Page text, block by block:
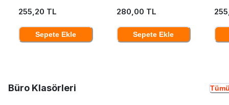
255,20 TL
Sepete Ekle
280,00 TL
Sepete Ekle
Büro Klasörleri